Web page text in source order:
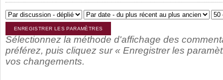
Sélectionnez la méthode d'affichage des
préférez, puis cliquez sur « Enregistrer les
vos changements.